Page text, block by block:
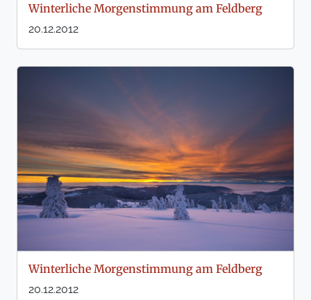
Winterliche Morgenstimmung am Feldberg
20.12.2012
Winterliche Morgenstimmung am Feldberg
20.12.2012